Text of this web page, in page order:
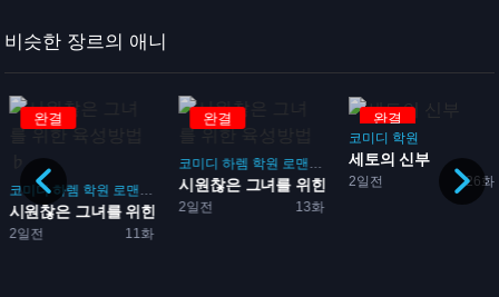
비슷한 장르의 애니
완결
코미디 하렘 학원 로맨스 게임
2일전 11화
시원찮은 그녀를 위한 육성방...
완결
코미디 하렘 학원 로맨스 게임
2일전 13화
시원찮은 그녀를 위한 육성방...
완결
코미디 학원
2일전 26화
세토의 신부